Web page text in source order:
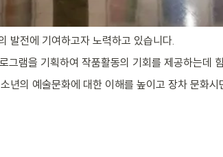
발전에 기여하고자 노력하고 있습니다.
램을 기획하여 작품활동의 기회를 제공하는데
년의 예술문화에 대한 이해를 높이고 장차 문화